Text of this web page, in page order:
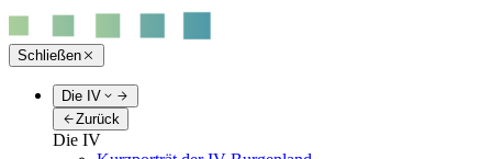
Schließen
Die IV
Zurück
Die IV